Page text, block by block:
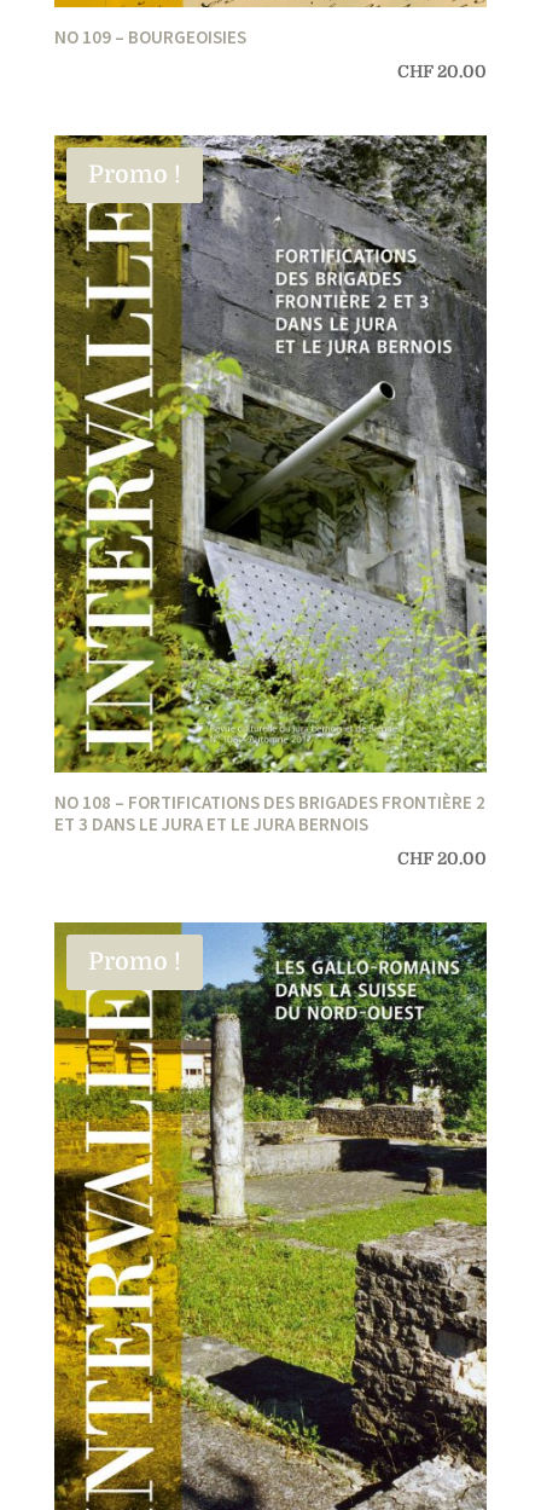
NO 109 – BOURGEOISIES
CHF20.00
Promo !
NO 108 – FORTIFICATIONS DES BRIGADES FRONTIÈRE 2
ET 3 DANS LE JURA ET LE JURA BERNOIS
CHF20.00
Promo !